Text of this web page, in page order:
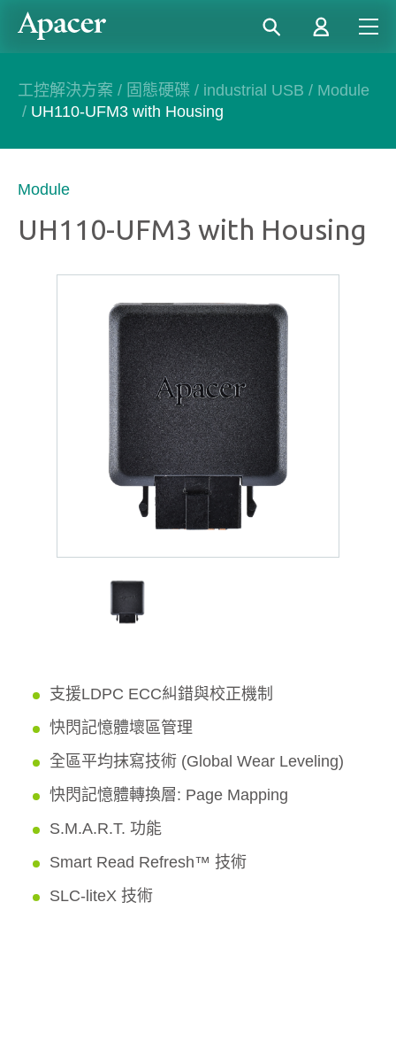
工控解決方案 / 固態硬碟 / industrial USB / Module
/ UH110-UFM3 with Housing
Module
UH110-UFM3 with Housing
支援LDPC ECC糾錯與校正機制
快閃記憶體壞區管理
全區平均抹寫技術 (Global Wear Leveling)
快閃記憶體轉換層: Page Mapping
S.M.A.R.T. 功能
Smart Read Refresh™ 技術
SLC-liteX 技術